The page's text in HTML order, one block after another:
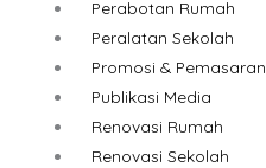
Perabotan Rumah
Peralatan Sekolah
Promosi & Pemasaran
Publikasi Media
Renovasi Rumah
Renovasi Sekolah